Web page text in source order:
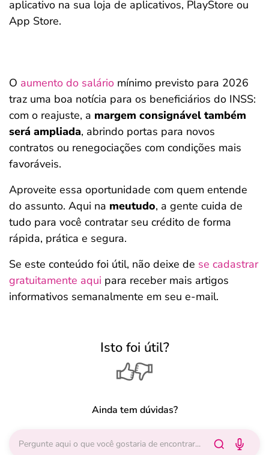
aplicativo na sua loja de aplicativos, PlayStore ou
App Store.
O aumento do salário mínimo previsto para 2026
traz uma boa notícia para os beneficiários do INSS:
com o reajuste, a margem consignável também
será ampliada, abrindo portas para novos
contratos ou renegociações com condições mais
favoráveis.
Aproveite essa oportunidade com quem entende
do assunto. Aqui na meutudo, a gente cuida de
tudo para você contratar seu crédito de forma
rápida, prática e segura.
Se este conteúdo foi útil, não deixe de se cadastrar
gratuitamente aqui para receber mais artigos
informativos semanalmente em seu e-mail.
Isto foi útil?
Ainda tem dúvidas?